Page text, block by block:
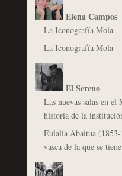
Elena Campos
La Iconografía Mola
La Iconografía Mola
El Sereno
Las nuevas salas en
historia de la
Eulalia Abaitua
vasca de la que se